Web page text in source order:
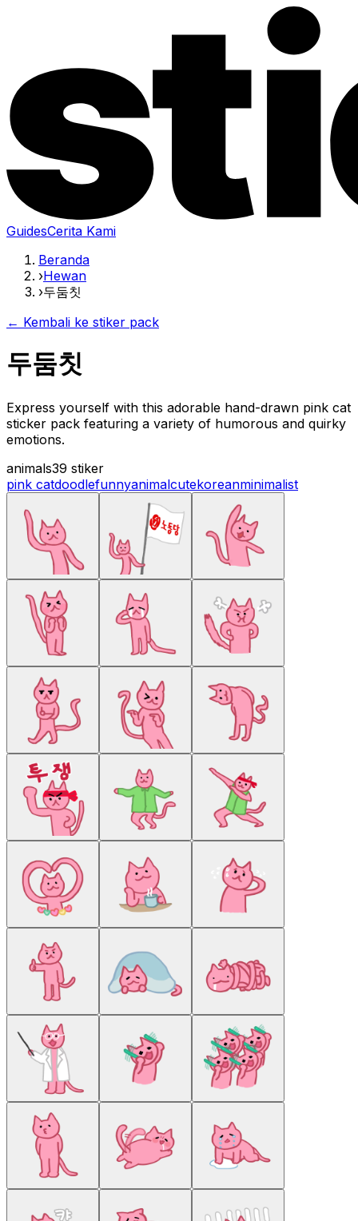
GuidesCerita Kami
Beranda
›Hewan
›두둠칫
← Kembali ke stiker pack
두둠칫
Express yourself with this adorable hand-drawn pink cat
sticker pack featuring a variety of humorous and quirky
emotions.
animals39 stiker
pink catdoodlefunnyanimalcutekoreanminimalist